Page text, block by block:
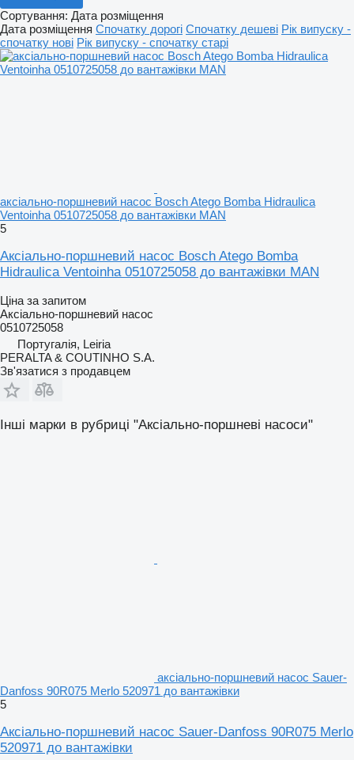
Сортування: Дата розміщення
Дата розміщення Спочатку дорогі Спочатку дешеві Рік випуску -
спочатку нові Рік випуску - спочатку старі
аксіально-поршневий насос Bosch Atego Bomba Hidraulica
Ventoinha 0510725058 до вантажівки MAN
5
Аксіально-поршневий насос Bosch Atego Bomba
Hidraulica Ventoinha 0510725058 до вантажівки MAN
Ціна за запитом
Аксіально-поршневий насос
0510725058
Португалія, Leiria
PERALTA & COUTINHO S.A.
Зв'язатися з продавцем
Інші марки в рубриці "Аксіально-поршневі насоси"
аксіально-поршневий насос Sauer-
Danfoss 90R075 Merlo 520971 до вантажівки
5
Аксіально-поршневий насос Sauer-Danfoss 90R075 Merlo
520971 до вантажівки